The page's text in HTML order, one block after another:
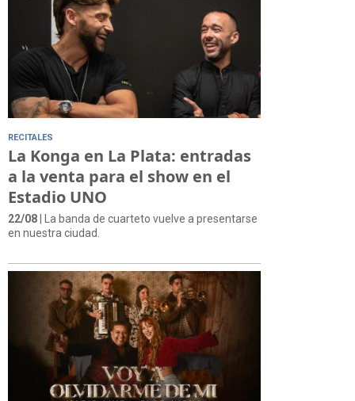
RECITALES
La Konga en La Plata: entradas
a la venta para el show en el
Estadio UNO
22/08 | La banda de cuarteto vuelve a presentarse
en nuestra ciudad.